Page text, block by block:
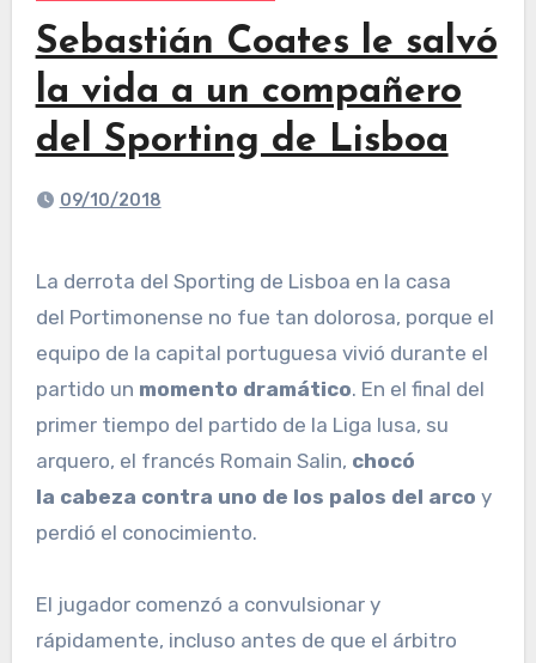
Sebastián Coates le salvó
la vida a un compañero
del Sporting de Lisboa
09/10/2018
La derrota del Sporting de Lisboa en la casa
del Portimonense no fue tan dolorosa, porque el
equipo de la capital portuguesa vivió durante el
partido un momento dramático. En el final del
primer tiempo del partido de la Liga lusa, su
arquero, el francés Romain Salin, chocó
la cabeza contra uno de los palos del arco y
perdió el conocimiento.
El jugador comenzó a convulsionar y
rápidamente, incluso antes de que el árbitro